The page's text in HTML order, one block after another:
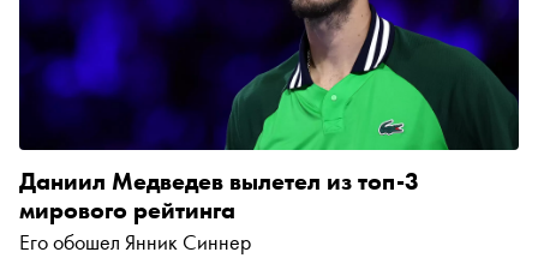
Даниил Медведев вылетел из топ-3
мирового рейтинга
Его обошел Янник Синнер